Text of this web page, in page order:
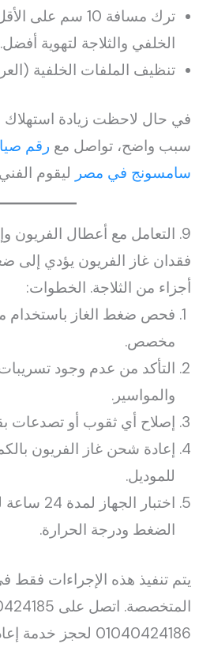
ترك مسافة 10 سم على
الخلفي والثلاجة لتهوية أفضل.
تنظيف الملفات الخلفية
في حال لاحظت زيادة استهلاك
سبب واضح، تواصل مع رقم
سامسونج في مصر ليقوم
9. التعامل مع أعطال الفريون وإعادة الشحن
فقدان غاز الفريون يؤدي إلى
أجزاء من الثلاجة. الخطوات:
فحص ضغط الغاز
مخصص.
التأكد من عدم وجود
والمواسير.
إصلاح أي ثقوب أو تصدعات
إعادة شحن غاز الفريون
للموديل.
اختبار
الضغط ودرجة الحرارة.
يتم تنفيذ هذه الإجراءات فقط
01040424186 لحجز خدمة إعادة شحن الفريون.